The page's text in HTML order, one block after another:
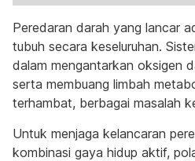
Peredaran darah yang lancar
tubuh secara keseluruhan.
dalam mengantarkan oksigen
serta membuang limbah
terhambat, berbagai masalah
Untuk menjaga kelancaran
kombinasi gaya hidup aktif,